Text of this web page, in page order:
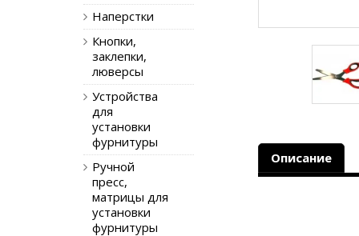
Описание
Наперстки
Кнопки,
заклепки,
люверсы
Устройства
для
установки
фурнитуры
Ручной
пресс,
матрицы для
установки
фурнитуры